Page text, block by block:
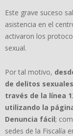
Este grave suceso
asistencia en el
activaron los
sexual.
Por tal motivo,
de delitos
través de la línea
utilizando la
Denuncia fácil;
sedes de la Fiscalía